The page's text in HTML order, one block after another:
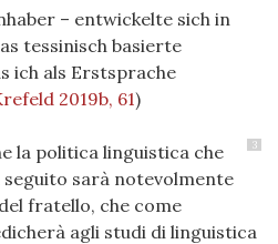
– entwickelte sich in
tessinisch basierte
ich als Erstsprache
2019b, 61)
3
la politica linguistica che
seguito sarà notevolmente
fratello, che come
agli studi di linguistica